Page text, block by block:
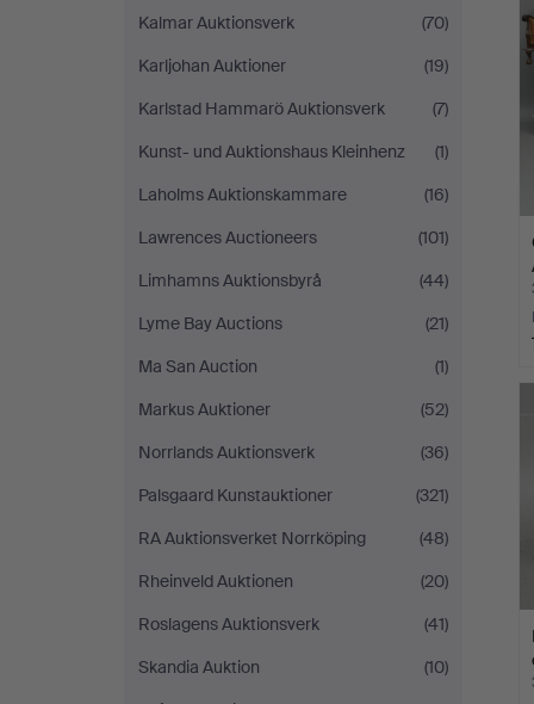
Kalmar Auktionsverk
(70)
Karljohan Auktioner
(19)
Karlstad Hammarö Auktionsverk
(7)
Kunst- und Auktionshaus Kleinhenz
(1)
Laholms Auktionskammare
(16)
Lawrences Auctioneers
(101)
Limhamns Auktionsbyrå
(44)
Lyme Bay Auctions
(21)
Ma San Auction
(1)
Markus Auktioner
(52)
Norrlands Auktionsverk
(36)
Palsgaard Kunstauktioner
(321)
RA Auktionsverket Norrköping
(48)
Rheinveld Auktionen
(20)
Roslagens Auktionsverk
(41)
Skandia Auktion
(10)